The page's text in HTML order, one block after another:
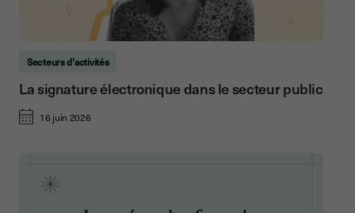
Secteurs d'activités
La signature électronique dans le secteur public
16 juin 2026